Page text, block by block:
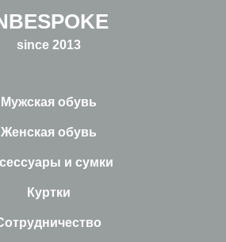
since 2013
Мужская обувь
Женская обувь
и сумки
Куртки